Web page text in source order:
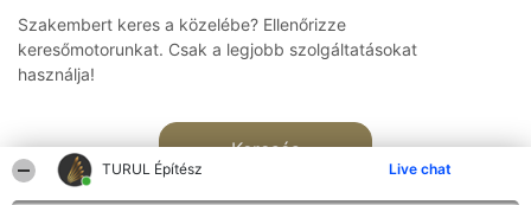
TURUL Építész Live chat
Szakembert keres a közelébe? Ellenőrizze
keresőmotorunkat. Csak a legjobb szolgáltatásokat
használja!
Keresés